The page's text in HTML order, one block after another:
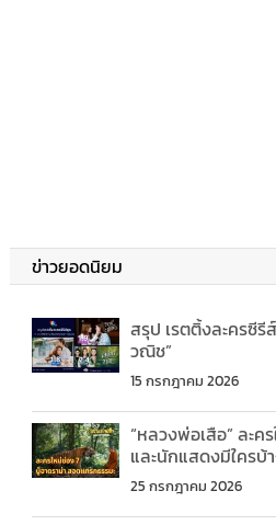
ข่าวยอดนิยม
สรุป เรตติ้งละครซีรี
วณิช”
15 กรกฎาคม 2026
“หลวงพ่อเสือ” ละค
และนักแสดงมีใครบ้
25 กรกฎาคม 2026